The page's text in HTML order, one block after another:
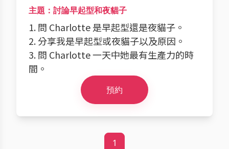
主題：討論早起型和夜貓子
1. 問 Charlotte 是早起型還是夜貓子。
2. 分享我是早起型或夜貓子以及原因。
3. 問 Charlotte 一天中她最有生產力的時
間。
預約
1